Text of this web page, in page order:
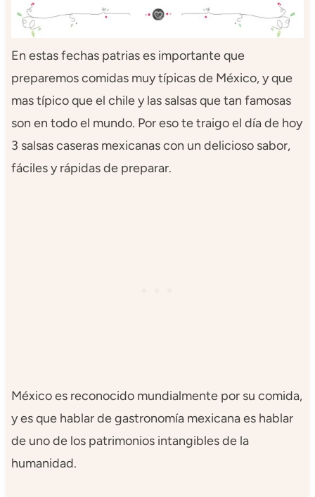
En estas fechas patrias es importante que
preparemos comidas muy típicas de México, y que
mas típico que el chile y las salsas que tan famosas
son en todo el mundo. Por eso te traigo el día de hoy
3 salsas caseras mexicanas con un delicioso sabor,
fáciles y rápidas de preparar.
México es reconocido mundialmente por su comida,
y es que hablar de gastronomía mexicana es hablar
de uno de los patrimonios intangibles de la
humanidad.